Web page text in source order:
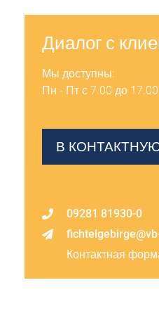
Диалог с
Мы доступны:
Пн - Пт с 7.00 до
В
09281 81930-0
Контактная